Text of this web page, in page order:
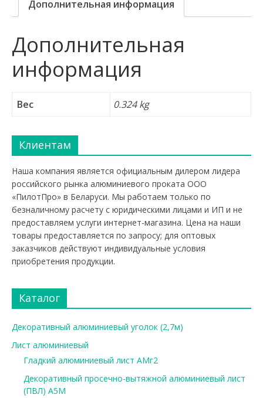
Дополнительная информация
Дополнительная
информация
Вес 0.324 kg
Клиентам
Наша компания является официальным дилером лидера
российского рынка алюминиевого проката ООО
«ПилотПро» в Беларуси. Мы работаем только по
безналичному расчету с юридическими лицами и ИП и не
предоставляем услуги интернет-магазина. Цена на наши
товары предоставляется по запросу; для оптовых
заказчиков действуют индивидуальные условия
приобретения продукции.
Каталог
Декоративный алюминиевый уголок (2,7м)
Лист алюминиевый
Гладкий алюминиевый лист АМг2
Декоративный просечно-вытяжной алюминиевый лист
(ПВЛ) А5М